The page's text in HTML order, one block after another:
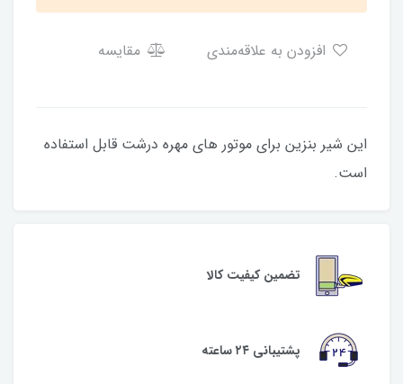
مقایسه
این شیر بنزین برای موتور های مهره درشت قابل استفاده
است.
تضمین کیفیت کالا
پشتیبانی ۲۴ ساعته